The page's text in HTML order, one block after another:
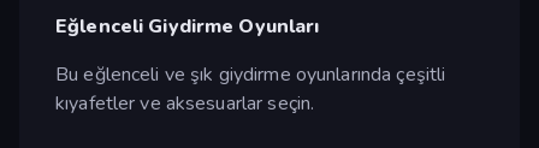
Eğlenceli Giydirme Oyunları
Bu eğlenceli ve şık giydirme oyunlarında çeşitli
kıyafetler ve aksesuarlar seçin.